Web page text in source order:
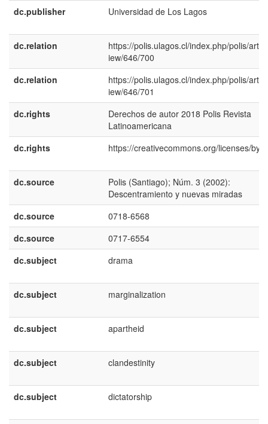
dc.publisher
Universidad de Los Lagos
dc.relation
https://polis.ulagos.cl/index.php/polis/
iew/646/700
dc.relation
https://polis.ulagos.cl/index.php/polis/
iew/646/701
dc.rights
Derechos de autor 2018 Polis Revista
Latinoamericana
dc.rights
https://creativecommons.org/licenses/by/
dc.source
Polis (Santiago); Núm. 3 (2002):
Descentramiento y nuevas miradas
dc.source
0718-6568
dc.source
0717-6554
dc.subject
drama
dc.subject marginalization
dc.subject apartheid
dc.subject clandestinity
dc.subject dictatorship